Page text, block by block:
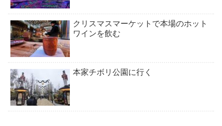
クリスマスマーケットで本場のホット
ワインを飲む
本家チボリ公園に行く